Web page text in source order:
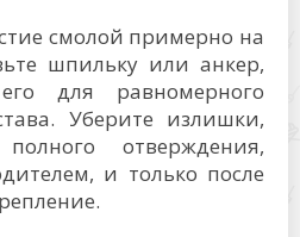
смолой примерно на
шпильку или анкер,
для равномерного
Уберите излишки,
отверждения,
и только после